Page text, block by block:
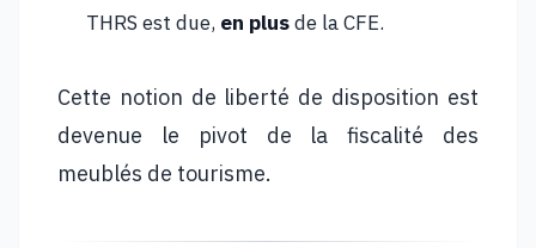
THRS est due, en plusde la CFE.
Cette notion de liberté de disposition est
devenue le pivot de la fiscalité des
meublés de tourisme.